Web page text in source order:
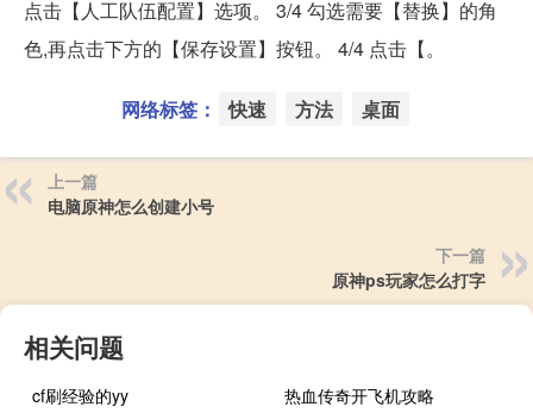
点击【人工队伍配置】选项。 3/4 勾选需要【替换】的角
色,再点击下方的【保存设置】按钮。 4/4 点击【。
网络标签： 快速 方法 桌面
上一篇
电脑原神怎么创建小号
下一篇
原神ps玩家怎么打字
相关问题
cf刷经验的yy
热血传奇开飞机攻略